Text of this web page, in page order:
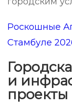
Роскошные
Стамбуле
и
проекты